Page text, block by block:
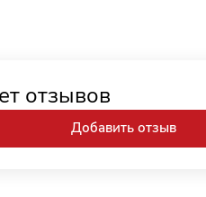
отзывов
Добавить отзыв